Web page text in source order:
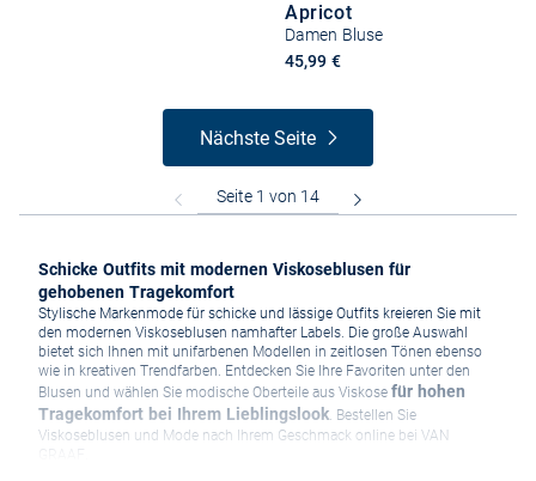
Apricot
Damen Bluse
45,99 €
Nächste Seite
Schicke Outfits mit modernen Viskoseblusen für
gehobenen Tragekomfort
Stylische Markenmode für schicke und lässige Outfits kreieren Sie mit
den modernen Viskoseblusen namhafter Labels. Die große Auswahl
bietet sich Ihnen mit unifarbenen Modellen in zeitlosen Tönen ebenso
wie in kreativen Trendfarben. Entdecken Sie Ihre Favoriten unter den
Blusen und wählen Sie modische Oberteile aus Viskose für hohen
Tragekomfort bei Ihrem Lieblingslook. Bestellen Sie
Viskoseblusen und Mode nach Ihrem Geschmack online bei VAN